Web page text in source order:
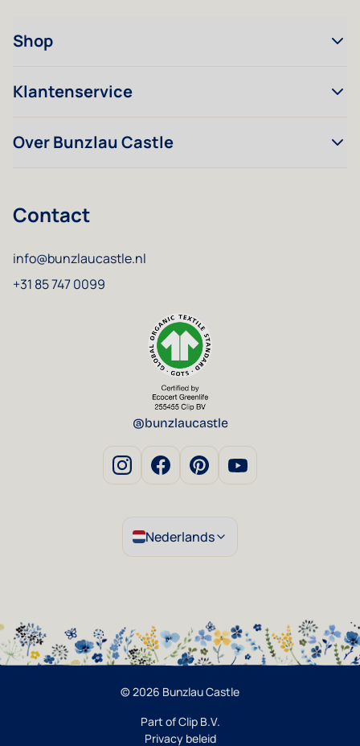
Shop
Klantenservice
Over Bunzlau Castle
Contact
info@bunzlaucastle.nl
+31 85 747 0099
@bunzlaucastle
Nederlands
© 2026 Bunzlau Castle
Part of Clip B.V.
Privacy beleid